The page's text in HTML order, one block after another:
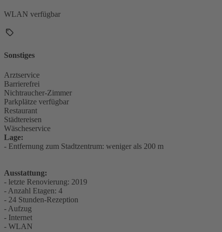
WLAN verfügbar
Sonstiges
Arztservice
Barrierefrei
Nichtraucher-Zimmer
Parkplätze verfügbar
Restaurant
Städtereisen
Wäscheservice
Lage:
- Entfernung zum Stadtzentrum: weniger als 200 m
Ausstattung:
- letzte Renovierung: 2019
- Anzahl Etagen: 4
- 24 Stunden-Rezeption
- Aufzug
- Internet
- WLAN